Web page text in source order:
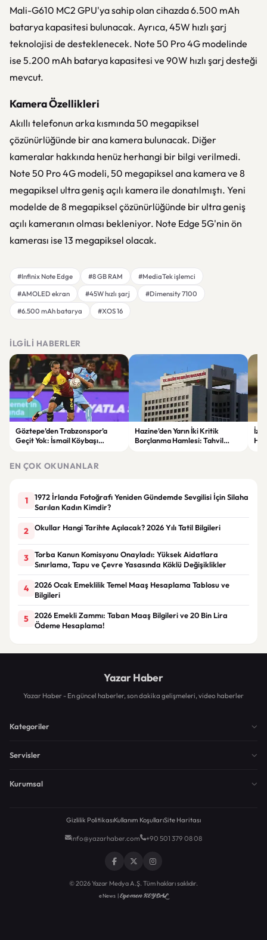
Mali-G610 MC2 GPU'ya sahip olan cihazda 6.500 mAh
batarya kapasitesi bulunacak. Ayrıca, 45W hızlı şarj
teknolojisi de desteklenecek. Note 50 Pro 4G modelinde
ise 5.200 mAh batarya kapasitesi ve 90W hızlı şarj desteği
mevcut.
Kamera Özellikleri
Akıllı telefonun arka kısmında 50 megapiksel
çözünürlüğünde bir ana kamera bulunacak. Diğer
kameralar hakkında henüz herhangi bir bilgi verilmedi.
Note 50 Pro 4G modeli, 50 megapiksel ana kamera ve 8
megapiksel ultra geniş açılı kamera ile donatılmıştı. Yeni
modelde de 8 megapiksel çözünürlüğünde bir ultra geniş
açılı kameranın olması bekleniyor. Note Edge 5G'nin ön
kamerası ise 13 megapiksel olacak.
#Infinix Note Edge #8 GB RAM
#MediaTek işlemci
#AMOLED ekran
#45W hızlı şarj
#Dimensity 7100
#6.500 mAh batarya
#XOS 16
İLGILI HABERLER
Göztepe’den Trabzonspor’a
Geçit Yok: İsmail Köybaşı
Hazine’den Yarın İki Kritik
Borçlanma Hamlesi: Tahvil
EN ÇOK OKUNANLAR
1
1972 İrlanda Fotoğrafı Yeniden Gündemde Sevgilisi İçin Silaha
Sarılan Kadın Kimdir?
2 Okullar Hangi Tarihte Açılacak? 2026 Yılı Tatil Bilgileri
3
Torba Kanun Komisyonu Onayladı: Yüksek Aidatlara
Sınırlama, Tapu ve Çevre Yasasında Köklü Değişiklikler
4
2026 Ocak Emeklilik Temel Maaş Hesaplama Tablosu ve
Bilgileri
5
2026 Emekli Zammı: Taban Maaş Bilgileri ve 20 Bin Lira
Ödeme Hesaplama!
Yazar Haber
Yazar Haber - En güncel haberler, son dakika gelişmeleri, video haberler
Kategoriler
Servisler
Kurumsal
Gizlilik PolitikasıKullanım KoşullarıSite Haritası
info@yazarhaber.com +90 501 379 08 08
© 2026 Yazar Medya A.Ş. Tüm hakları saklıdır.
eNews |Egemen KEYDAL